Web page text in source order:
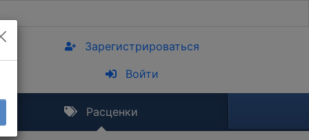
Зарегистрироваться
Войти
Расценки